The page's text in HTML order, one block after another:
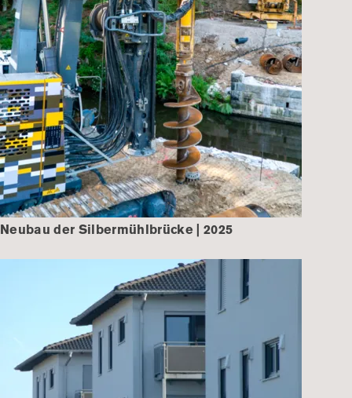
Neubau der Silbermühlbrücke | 2025